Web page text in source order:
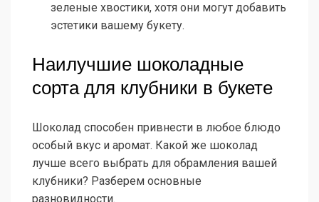
зеленые хвостики, хотя они могут добавить
эстетики вашему букету.
Наилучшие шоколадные
сорта для клубники в букете
Шоколад способен привнести в любое блюдо
особый вкус и аромат. Какой же шоколад
лучше всего выбрать для обрамления вашей
клубники? Разберем основные
разновидности.